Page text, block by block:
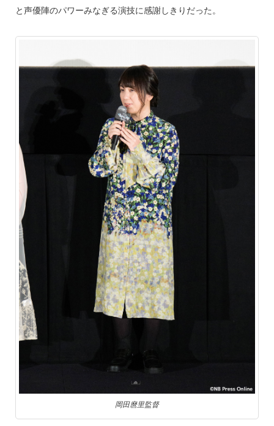
と声優陣のパワーみなぎる演技に感謝しきりだった。
岡田麿里監督